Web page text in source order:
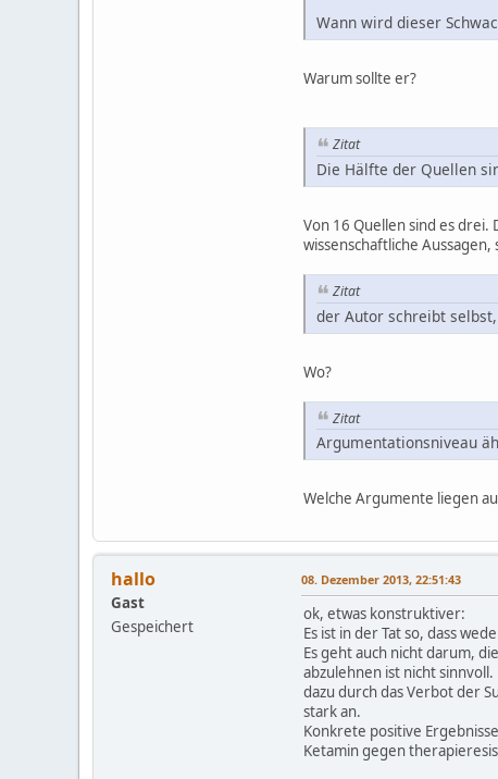
Wann wird dieser
Warum sollte er?
Zitat
Die Hälfte der Quellen
Von 16 Quellen sind es drei.
wissenschaftliche
Zitat
der Autor schreibt
Wo?
Zitat
Argumentationsniveau
Welche Argumente liegen
hallo
Gast
Gespeichert
08. Dezember 2013, 22:51:43
ok, etwas konstruktiver:
Es ist in der Tat so, dass
Es geht auch nicht darum,
abzulehnen ist nicht
dazu durch das Verbot der
stark an.
Konkrete positive
Ketamin gegen